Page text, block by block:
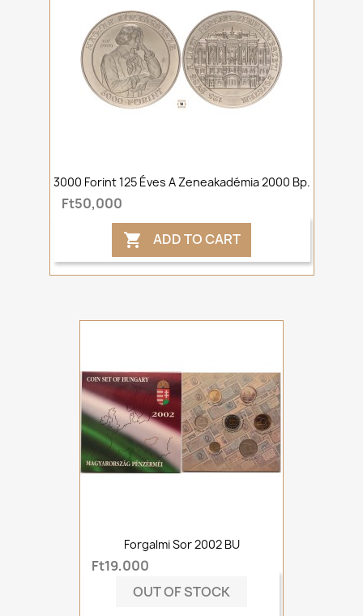
3000 Forint 125 Éves A Zeneakadémia 2000 Bp.
Ft50,000
 ADD TO CART
Forgalmi Sor 2002 BU
Ft19,000
OUT OF STOCK